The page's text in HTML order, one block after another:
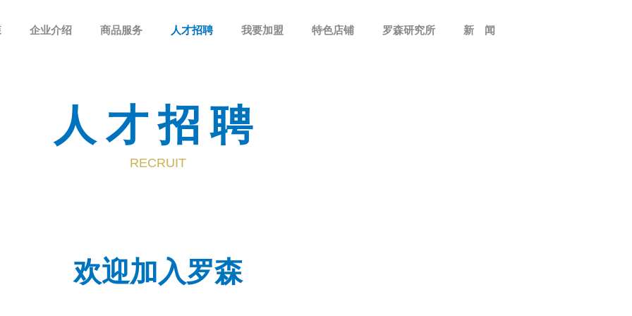
企业介绍 商品服务 人才招聘 我要加盟 特色店铺 罗森研究所 新 闻
人才招聘
RECRUIT
欢迎加入罗森